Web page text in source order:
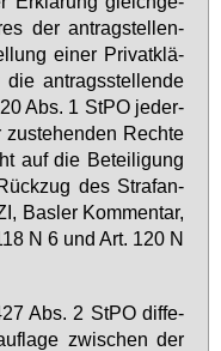
der an­trag­stel­len­
ei­ner Pri­vat­klä­
an­trags­stel­len­de
Abs. 1 StPO je­der­
Rech­te
auf die Be­tei­li­gung
des Straf­an­
Bas­ler Kom­men­tar,
N 6 und Art. 120 N
Abs. 2 StPO dif­fe­
zwi­schen der